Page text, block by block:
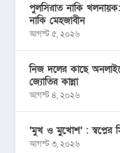
পুলসিরাত নাকি
নাকি মেহজাবীন
আগস্ট ৫, ২০২৬
নিজ দলের কাছে
জ্যোতির কান্না
আগস্ট ৪, ২০২৬
‘মুখ ও মু্খোশ’ : স্বপ্নের
আগস্ট ৩, ২০২৬